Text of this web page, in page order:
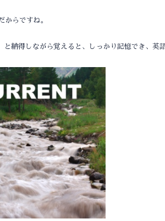
らですね。
納得しながら覚えると、しっかり記憶でき、英